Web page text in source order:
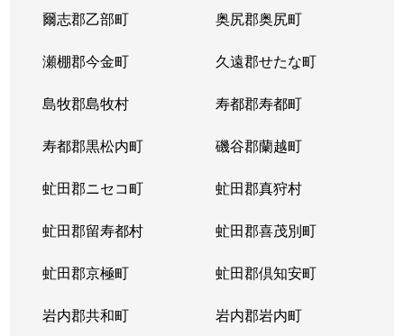
爾志郡乙部町 奥尻郡奥尻町
瀬棚郡今金町 久遠郡せたな町
島牧郡島牧村 寿都郡寿都町
寿都郡黒松内町 磯谷郡蘭越町
虻田郡ニセコ町 虻田郡真狩村
虻田郡留寿都村 虻田郡喜茂別町
虻田郡京極町 虻田郡倶知安町
岩内郡共和町 岩内郡岩内町